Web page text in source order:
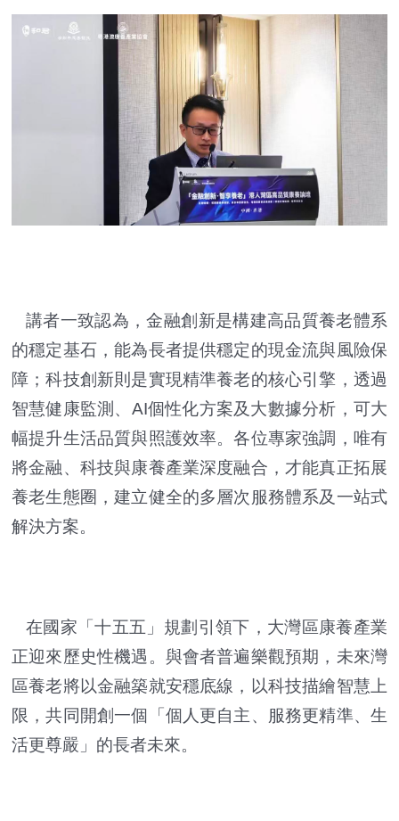
講者一致認為，金融創新是構建高品質養老體系
的穩定基石，能為長者提供穩定的現金流與風險保
障；科技創新則是實現精準養老的核心引擎，透過
智慧健康監測、AI個性化方案及大數據分析，可大
幅提升生活品質與照護效率。各位專家強調，唯有
將金融、科技與康養產業深度融合，才能真正拓展
養老生態圈，建立健全的多層次服務體系及一站式
解決方案。
在國家「十五五」規劃引領下，大灣區康養產業
正迎來歷史性機遇。與會者普遍樂觀預期，未來灣
區養老將以金融築就安穩底線，以科技描繪智慧上
限，共同開創一個「個人更自主、服務更精準、生
活更尊嚴」的長者未來。